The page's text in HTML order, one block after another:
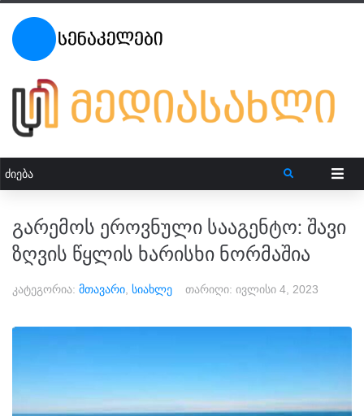
გარემოს ეროვნული სააგენტო: შავი
ზღვის წყლის ხარისხი ნორმაშია
კატეგორია: მთავარი სიახლე თარიღი: ივლისი 4, 2023